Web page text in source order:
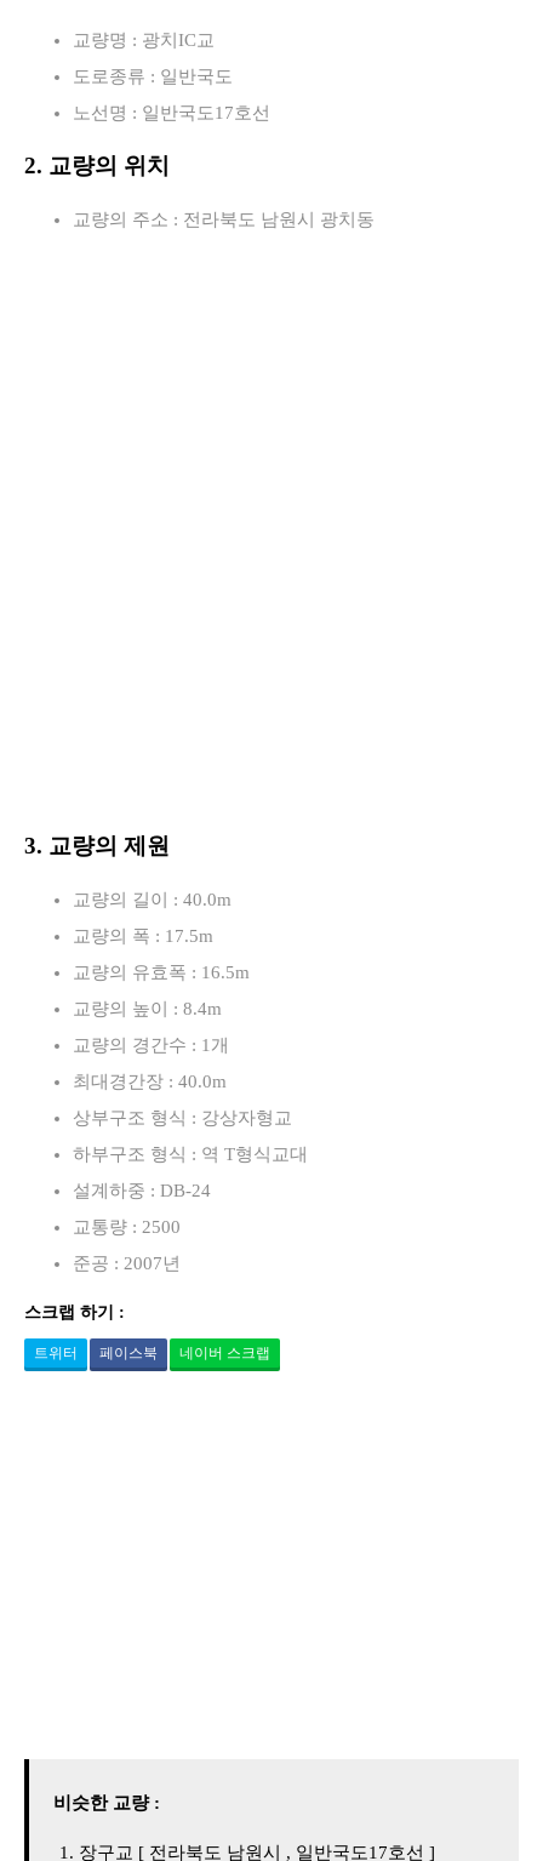
교량명 : 광치IC교
도로종류 : 일반국도
노선명 : 일반국도17호선
2. 교량의 위치
교량의 주소 : 전라북도 남원시 광치동
3. 교량의 제원
교량의 길이 : 40.0m
교량의 폭 : 17.5m
교량의 유효폭 : 16.5m
교량의 높이 : 8.4m
교량의 경간수 : 1개
최대경간장 : 40.0m
상부구조 형식 : 강상자형교
하부구조 형식 : 역 T형식교대
설계하중 : DB-24
교통량 : 2500
준공 : 2007년
스크랩 하기 :
트위터 페이스북 네이버 스크랩
비슷한 교량 :
장구교 [ 전라북도 남원시 , 일반국도17호선 ]